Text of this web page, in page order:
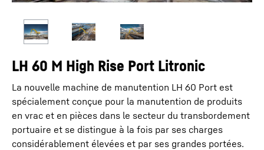
LH 60 M High Rise Port Litronic
La nouvelle machine de manutention LH 60 Port est
spécialement conçue pour la manutention de produits
en vrac et en pièces dans le secteur du transbordement
portuaire et se distingue à la fois par ses charges
considérablement élevées et par ses grandes portées.